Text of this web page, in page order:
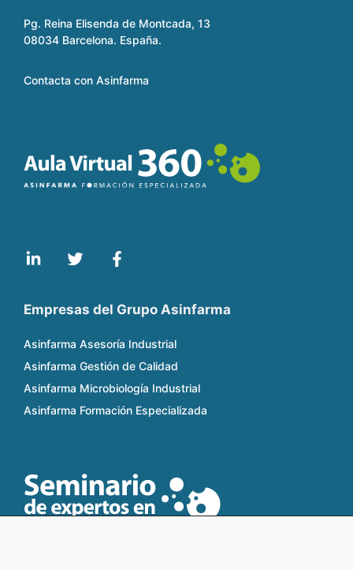
Pg. Reina Elisenda de Montcada, 13
08034 Barcelona. España.
Contacta con Asinfarma
Empresas del Grupo Asinfarma
Asinfarma Asesoría Industrial
Asinfarma Gestión de Calidad
Asinfarma Microbiología Industrial
Asinfarma Formación Especializada